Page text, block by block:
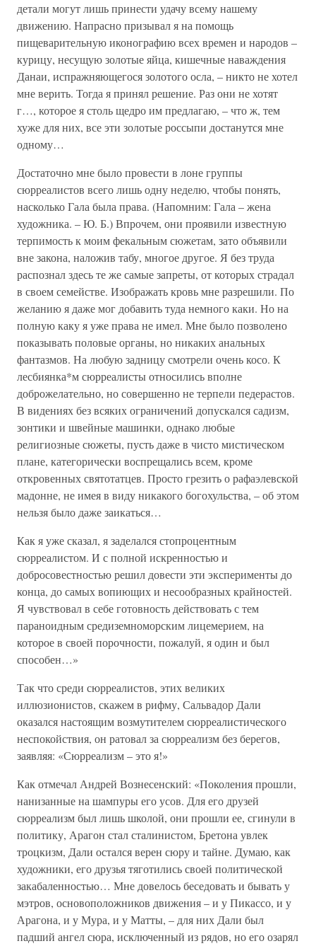
детали могут лишь принести удачу всему нашему
движению. Напрасно призывал я на помощь
пищеварительную иконографию всех времен и народов –
курицу, несущую золотые яйца, кишечные наваждения
Данаи, испражняющегося золотого осла, – никто не хотел
мне верить. Тогда я принял решение. Раз они не хотят
г…, которое я столь щедро им предлагаю, – что ж, тем
хуже для них, все эти золотые россыпи достанутся мне
одному…
Достаточно мне было провести в лоне группы
сюрреалистов всего лишь одну неделю, чтобы понять,
насколько Гала была права. (Напомним: Гала – жена
художника. – Ю. Б.) Впрочем, они проявили известную
терпимость к моим фекальным сюжетам, зато объявили
вне закона, наложив табу, многое другое. Я без труда
распознал здесь те же самые запреты, от которых страдал
в своем семействе. Изображать кровь мне разрешили. По
желанию я даже мог добавить туда немного каки. Но на
полную каку я уже права не имел. Мне было позволено
показывать половые органы, но никаких анальных
фантазмов. На любую задницу смотрели очень косо. К
лесбиянка*м сюрреалисты относились вполне
доброжелательно, но совершенно не терпели педерастов.
В видениях без всяких ограничений допускался садизм,
зонтики и швейные машинки, однако любые
религиозные сюжеты, пусть даже в чисто мистическом
плане, категорически воспрещались всем, кроме
откровенных святотатцев. Просто грезить о рафаэлевской
мадонне, не имея в виду никакого богохульства, – об этом
нельзя было даже заикаться…
Как я уже сказал, я заделался стопроцентным
сюрреалистом. И с полной искренностью и
добросовестностью решил довести эти эксперименты до
конца, до самых вопиющих и несообразных крайностей.
Я чувствовал в себе готовность действовать с тем
параноидным средиземноморским лицемерием, на
которое в своей порочности, пожалуй, я один и был
способен…»
Так что среди сюрреалистов, этих великих
иллюзионистов, скажем в рифму, Сальвадор Дали
оказался настоящим возмутителем сюрреалистического
неспокойствия, он ратовал за сюрреализм без берегов,
заявляя: «Сюрреализм – это я!»
Как отмечал Андрей Вознесенский: «Поколения прошли,
нанизанные на шампуры его усов. Для его друзей
сюрреализм был лишь школой, они прошли ее, сгинули в
политику, Арагон стал сталинистом, Бретона увлек
троцкизм, Дали остался верен сюру и тайне. Думаю, как
художники, его друзья тяготились своей политической
закабаленностью… Мне довелось беседовать и бывать у
мэтров, основоположников движения – и у Пикассо, и у
Арагона, и у Мура, и у Матты, – для них Дали был
падший ангел сюра, исключенный из рядов, но его озарял